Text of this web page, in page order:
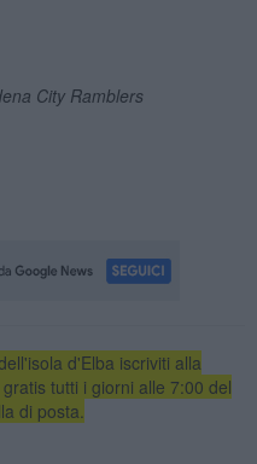
City Ramblers
d'Elba iscriviti alla
tutti i giorni alle 7:00 del
di posta.